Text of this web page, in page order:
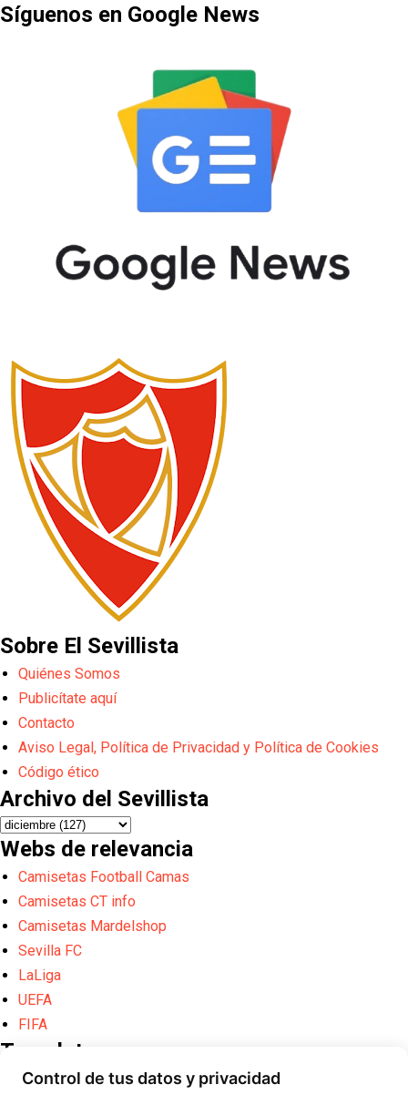
Síguenos en Google News
Sobre El Sevillista
Quiénes Somos
Publicítate aquí
Contacto
Aviso Legal, Política de Privacidad y Política de Cookies
Código ético
Archivo del Sevillista
Webs de relevancia
Camisetas Football Camas
Camisetas CT info
Camisetas Mardelshop
Sevilla FC
LaLiga
UEFA
FIFA
Translate
Control de tus datos y privacidad